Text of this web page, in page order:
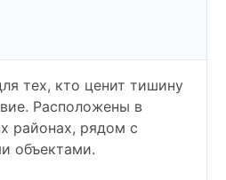
тех, кто ценит тишину
Расположены в
районах, рядом с
объектами.